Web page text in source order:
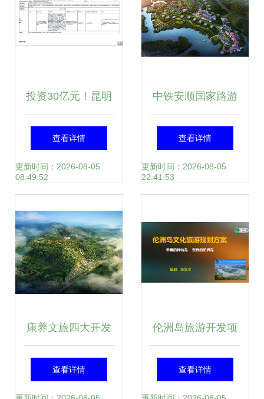
投资30亿元！昆明
再添大型文旅项目
雪山花海星空营
新体验
查看详情
更新时间：2026-08-05
08:49:52
中铁安顺国家路游
公园项目开发策划|
景观设计|旅游度假
约|新中式
查看详情
更新时间：2026-08-05
22:41:53
康养文旅四大开发
问题解析 文旅规划
查看详情
伦洲岛旅游开发项
目策划方案
查看详情